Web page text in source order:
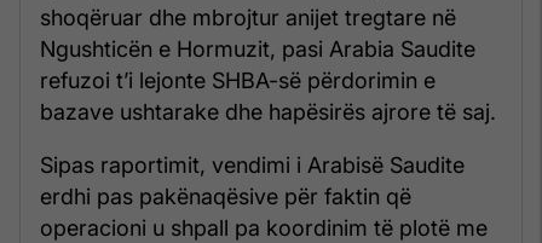
shoqëruar dhe mbrojtur anijet tregtare në
Ngushticën e Hormuzit, pasi Arabia Saudite
refuzoi t’i lejonte SHBA-së përdorimin e
bazave ushtarake dhe hapësirës ajrore të saj.
Sipas raportimit, vendimi i Arabisë Saudite
erdhi pas pakënaqësive për faktin që
operacioni u shpall pa koordinim të plotë me